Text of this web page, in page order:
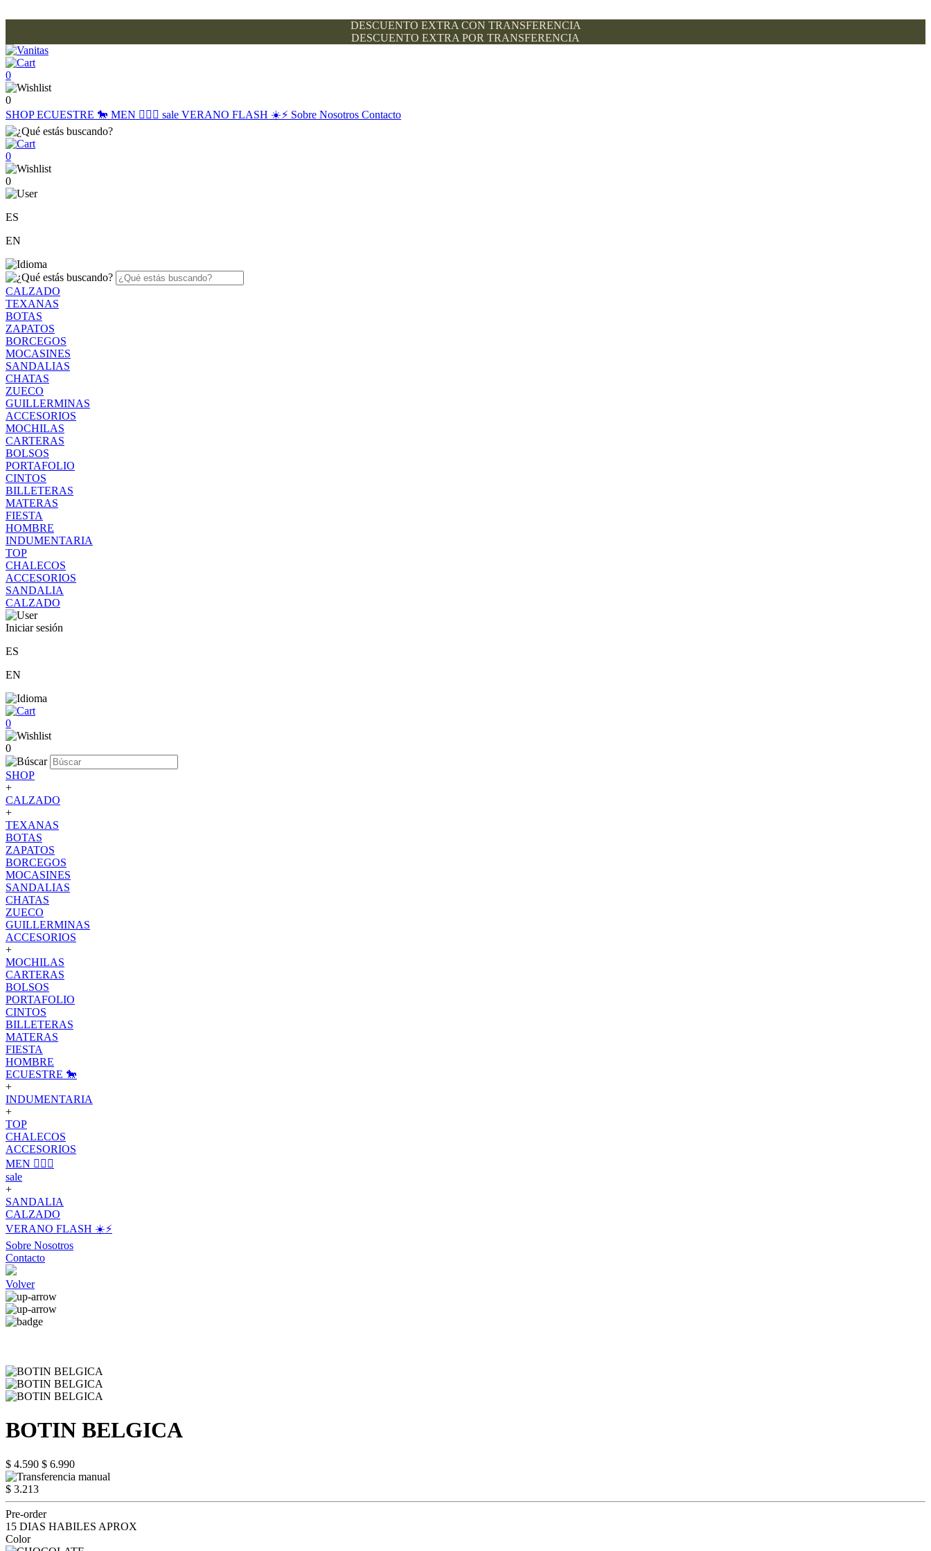
DESCUENTO EXTRA CON TRANSFERENCIA
DESCUENTO EXTRA POR TRANSFERENCIA
0
0
SHOPECUESTRE 🐎 MEN 🙋🏽‍♂️ sale VERANO FLASH ☀️⚡️ Sobre Nosotros Contacto
0
0
ES
EN
CALZADO
TEXANAS
BOTAS
ZAPATOS
BORCEGOS
MOCASINES
SANDALIAS
CHATAS
ZUECO
GUILLERMINAS
ACCESORIOS
MOCHILAS
CARTERAS
BOLSOS
PORTAFOLIO
CINTOS
BILLETERAS
MATERAS
FIESTA
HOMBRE
INDUMENTARIA
TOP
CHALECOS
ACCESORIOS
SANDALIA
CALZADO
Iniciar sesión
ES
EN
0
0
SHOP
+
CALZADO
+
TEXANAS
BOTAS
ZAPATOS
BORCEGOS
MOCASINES
SANDALIAS
CHATAS
ZUECO
GUILLERMINAS
ACCESORIOS
+
MOCHILAS
CARTERAS
BOLSOS
PORTAFOLIO
CINTOS
BILLETERAS
MATERAS
FIESTA
HOMBRE
ECUESTRE 🐎
+
INDUMENTARIA
+
TOP
CHALECOS
ACCESORIOS
MEN 🙋🏽‍♂️
sale
+
SANDALIA
CALZADO
VERANO FLASH ☀️⚡️
Sobre Nosotros
Contacto
Volver
BOTIN BELGICA
$ 4.590 $ 6.990
$ 3.213
Pre-order
15 DIAS HABILES APROX
Color